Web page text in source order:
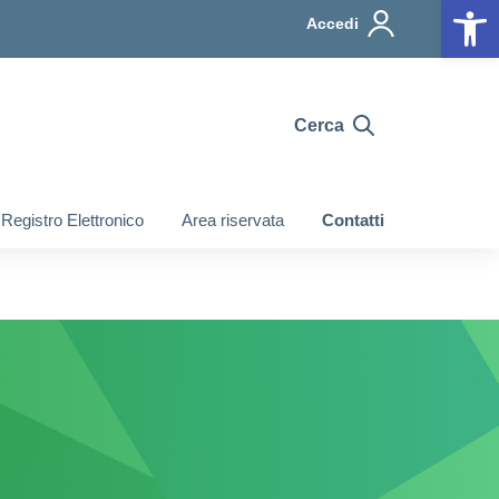
Accedi
Cerca
Registro Elettronico Area riservata Contatti